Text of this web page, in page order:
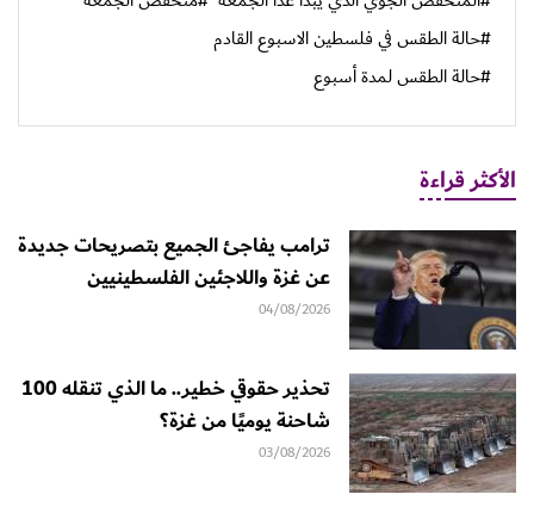
#حالة الطقس في فلسطين الاسبوع القادم
#حالة الطقس لمدة أسبوع
الأكثر قراءة
ترامب يفاجئ الجميع بتصريحات جديدة
عن غزة واللاجئين الفلسطينيين
04/08/2026
تحذير حقوقي خطير.. ما الذي تنقله 100
شاحنة يوميًا من غزة؟
03/08/2026